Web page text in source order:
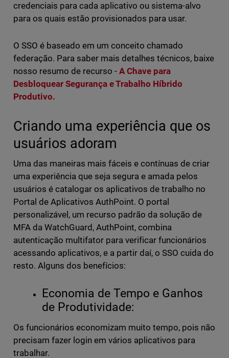
credenciais para cada aplicativo ou sistema-alvo
para os quais estão provisionados para usar.
O SSO é baseado em um conceito chamado
federação. Para saber mais detalhes técnicos, baixe
nosso resumo de recurso - A Chave para
Desbloquear Segurança e Trabalho Híbrido
Produtivo.
Criando uma experiência que os
usuários adoram
Uma das maneiras mais fáceis e contínuas de criar
uma experiência que seja segura e amada pelos
usuários é catalogar os aplicativos de trabalho no
Portal de Aplicativos AuthPoint. O portal
personalizável, um recurso padrão da solução de
MFA da WatchGuard, AuthPoint, combina
autenticação multifator para verificar funcionários
acessando aplicativos, e a partir daí, o SSO cuida do
resto. Alguns dos benefícios:
Economia de Tempo e Ganhos
de Produtividade:
Os funcionários economizam muito tempo, pois não
precisam fazer login em vários aplicativos para
trabalhar.